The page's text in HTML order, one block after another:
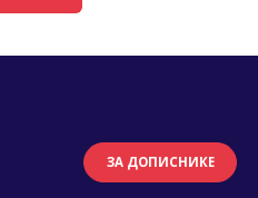
ЗА ДОПИСНИКЕ